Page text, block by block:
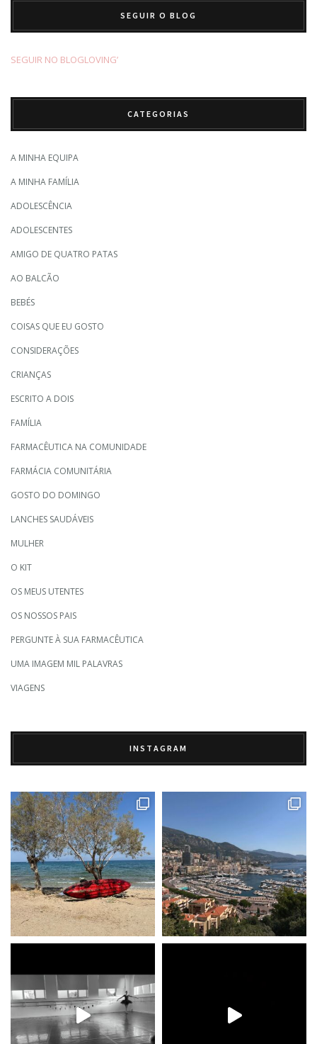
SEGUIR O BLOG
SEGUIR NO BLOGLOVING’
CATEGORIAS
A MINHA EQUIPA
A MINHA FAMÍLIA
ADOLESCÊNCIA
ADOLESCENTES
AMIGO DE QUATRO PATAS
AO BALCÃO
BEBÉS
COISAS QUE EU GOSTO
CONSIDERAÇÕES
CRIANÇAS
ESCRITO A DOIS
FAMÍLIA
FARMACÊUTICA NA COMUNIDADE
FARMÁCIA COMUNITÁRIA
GOSTO DO DOMINGO
LANCHES SAUDÁVEIS
MULHER
O KIT
OS MEUS UTENTES
OS NOSSOS PAIS
PERGUNTE À SUA FARMACÊUTICA
UMA IMAGEM MIL PALAVRAS
VIAGENS
INSTAGRAM